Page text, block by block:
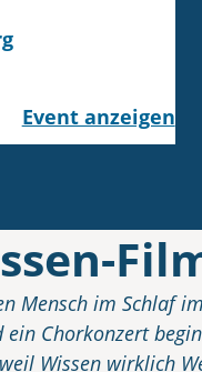
Event anzeigen
im Schlaf
Chorkonzert
Wissen wirklich